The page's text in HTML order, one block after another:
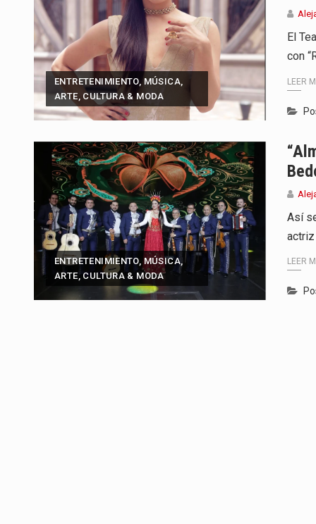
ENTRETENIMIENTO, MÚSICA,
ARTE, CULTURA & MODA
El
con
LEER
ENTRETENIMIENTO, MÚSICA,
ARTE, CULTURA & MODA
Así
LEER